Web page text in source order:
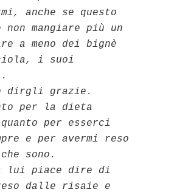
anche se questo
mangiare più un
a meno dei bignè
i suoi
dirgli grazie.
per la dieta
per esserci
e per avermi reso
sono.
lui piace dire di
dalle risaie e